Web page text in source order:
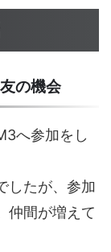
の機会
へ参加をし
したが、参加
仲間が増えて